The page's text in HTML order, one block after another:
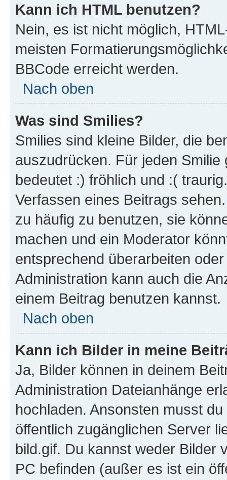
Kann ich HTML benutzen?
Nein, es ist nicht möglich,
meisten
BBCode erreicht werden.
Nach oben
Was sind Smilies?
Smilies sind kleine Bilder, die
auszudrücken. Für jeden
bedeutet :) fröhlich und :(
Verfassen eines Beitrags
zu häufig zu benutzen, sie
machen und ein Moderator
entsprechend überarbeiten
Administration kann auch die
einem Beitrag benutzen kannst.
Nach oben
Kann ich Bilder in meine
Ja, Bilder können in deinem
Administration Dateianhänge
hochladen. Ansonsten musst
öffentlich zugänglichen Server
bild.gif. Du kannst weder Bilder
PC befinden (außer es ist ein